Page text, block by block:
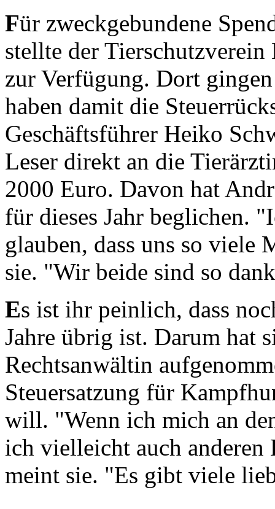
Für zweckgebundene
stellte der
zur Verfügung. Dort
haben damit die
Geschäftsführer Heiko
Leser direkt an die
2000 Euro. Davon hat
für dieses Jahr beglichen.
glauben, dass uns so viele
sie. "Wir beide sind so
Es ist ihr peinlich, dass
Jahre übrig ist. Darum hat
Rechtsanwältin
Steuersatzung für
will. "Wenn ich mich an
ich vielleicht auch anderen
meint sie. "Es gibt viele